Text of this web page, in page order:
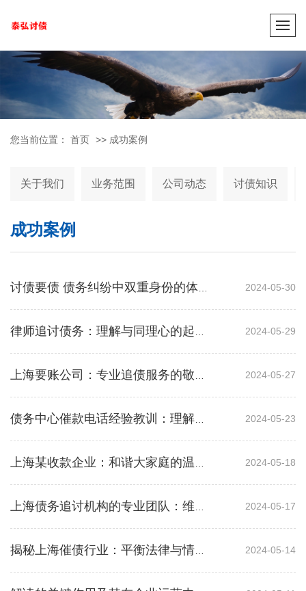
您当前位置： 首页 >> 成功案例
关于我们 业务范围 公司动态 讨债知识
成功案例
2024-05-30
2024-05-29
2024-05-27
2024-05-23
2024-05-18
2024-05-17
2024-05-14